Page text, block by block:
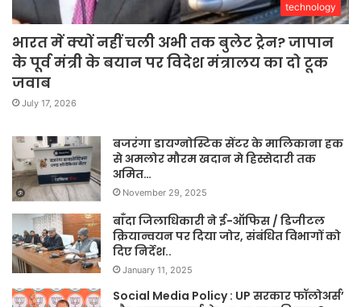
technology
भारत में क्यों नहीं चली अभी तक बुलेट ट्रेन? जापान
के पूर्व मंत्री के बयान पर विदेश मंत्रालय का दो टूक
जवाब
July 17, 2026
बजरंगा डायग्नोस्टिक सेंटर के मालिकाना हक
से अमलोर मौरम खदान मे हिस्सेदारी तक
अमित…
November 29, 2025
बाँदा जिलाधिकारी ने ई-ऑफिस / डिजीटल
क्रियान्वयन पर दिया जोर, संबंधित विभागों को
दिए निर्देश..
January 11, 2025
Social Media Policy : UP सरकार फॉलोअर्स’